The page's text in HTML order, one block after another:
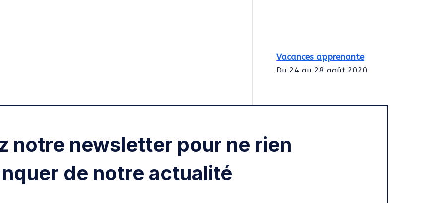
Vacances apprenante
Du 24 au 28 août 2020
services civiques
notre newsletter pour ne rien
de notre actualité